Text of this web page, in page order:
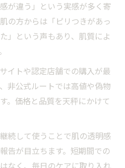
が違う」という実感が多く寄
の方からは「ピリつきがあっ
」という声もあり、肌質によ
イトや認定店舗での購入が最
非公式ルートでは高値や偽物
。価格と品質を天秤にかけて
続して使うことで肌の透明感
告が目立ちます。短期間での